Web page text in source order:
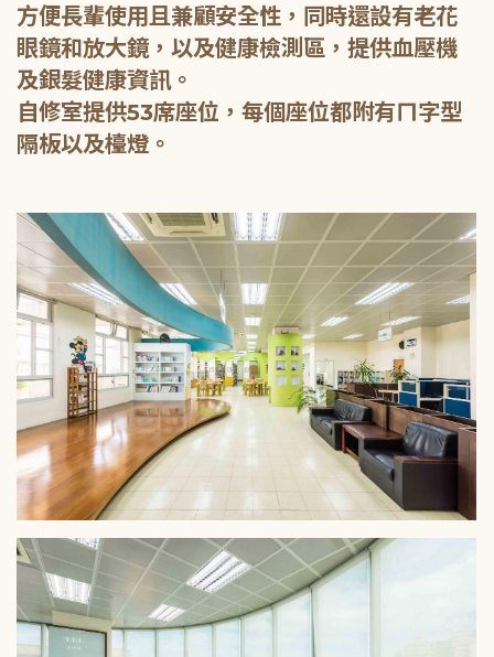
方便長輩使用且兼顧安全性，同時還設有老花
眼鏡和放大鏡，以及健康檢測區，提供血壓機
及銀髮健康資訊。
自修室提供53席座位，每個座位都附有ㄇ字型